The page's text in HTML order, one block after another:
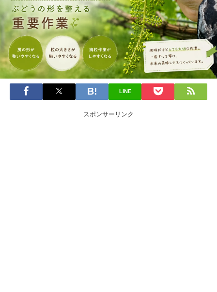
LINE
スポンサーリンク